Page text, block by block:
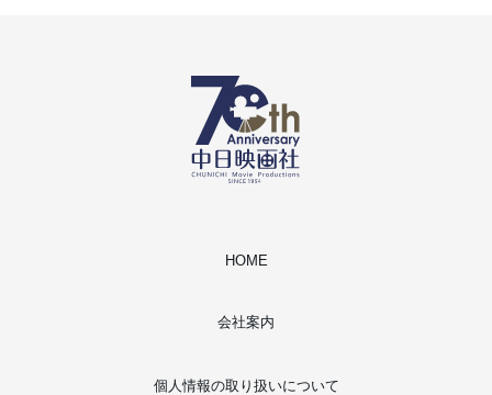
HOME
会社案内
個人情報の取り扱いについて